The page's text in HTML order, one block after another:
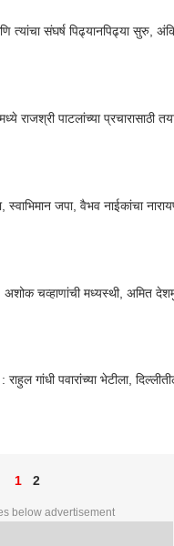
संघर्ष पिढ्यानपिढ्या सुरु,
पाटलांच्या प्रचारासाठी
स्वाभिमान जपा, वैभव नाईकांचा
अशोक चव्हाणांची मध्यस्थी, अमित
गांधी पवारांच्या भेटीला,
1 2
below advertisement